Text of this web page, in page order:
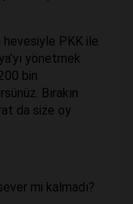
hevesiyle PKK ile
yönetmek
bin
Bırakın
da size oy
mi kalmadı?